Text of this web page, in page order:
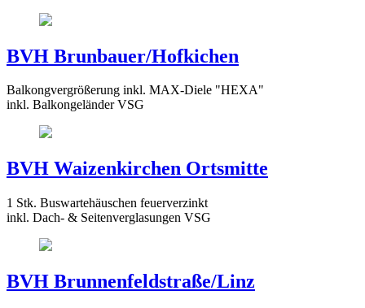
BVH Brunbauer/Hofkichen
Balkongvergrößerung inkl. MAX-Diele "HEXA"
inkl. Balkongeländer VSG
BVH Waizenkirchen Ortsmitte
1 Stk. Buswartehäuschen feuerverzinkt
inkl. Dach- & Seitenverglasungen VSG
BVH Brunnenfeldstraße/Linz